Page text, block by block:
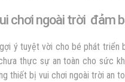
chơi ngoài trời đảm
ý tuyệt vời cho bé phát triển
thực sự an toàn cho sức
thiết bị vui chơi ngoài trời an